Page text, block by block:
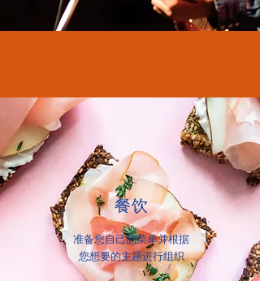
餐饮
准备您自己的菜单并根据
您想要的主题进行组织